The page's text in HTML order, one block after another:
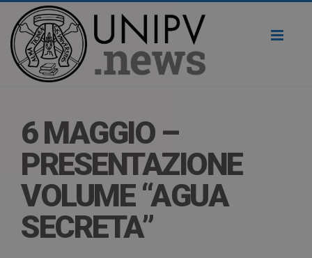
6 MAGGIO –
PRESENTAZIONE
VOLUME “AGUA
SECRETA”